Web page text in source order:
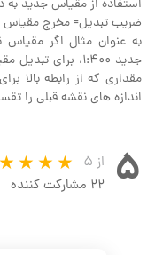
استفاده از مقیاس جدید
ضریب تبدیل= مخرج
جدید 1:400، برای
مقداری که از رابطه بالا
اندازه های نقشه قبلی را تقسیم بر
۵
از ۵
۲۲ مشارکت کننده